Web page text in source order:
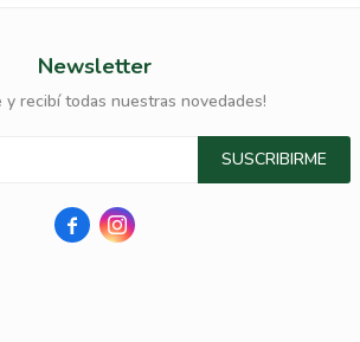
Newsletter
y recibí todas nuestras novedades!
SUSCRIBIRME
 